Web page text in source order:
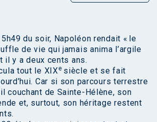
du soir, Napoléon rendait « le
de vie qui jamais anima l’argile
il y a deux cents ans.
tout le XIXe siècle et se fait
Car si son parcours terrestre
couchant de Sainte-Hélène, son
et, surtout, son héritage restent